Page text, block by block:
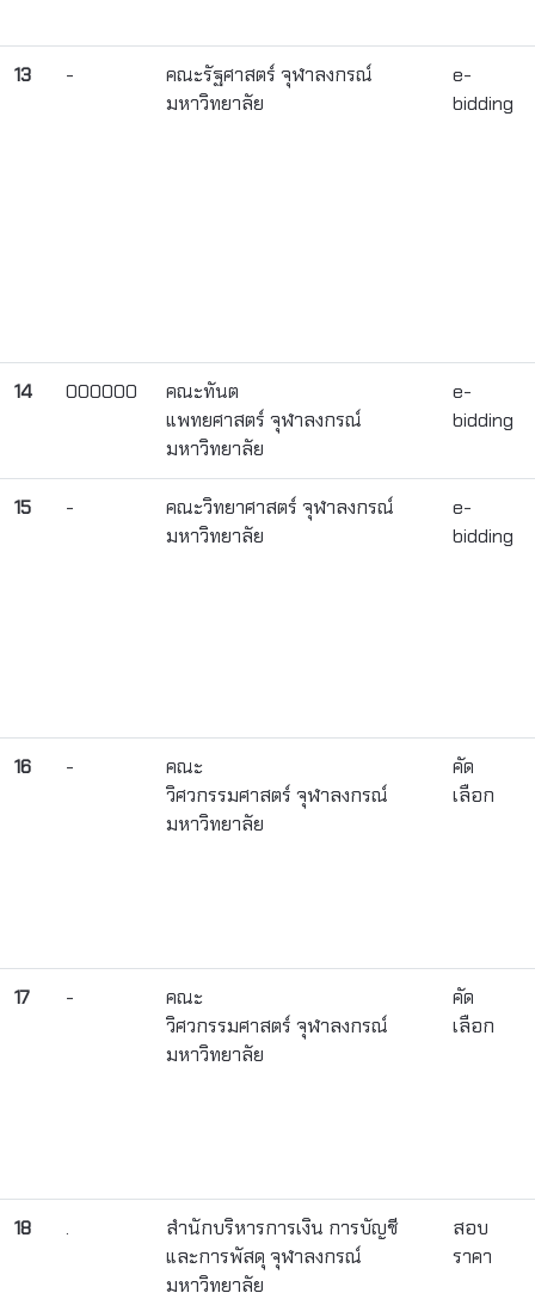
13 -
คณะรัฐศาสตร์ จุฬาลงกรณ์
มหาวิทยาลัย
e-
bidding
14 000000
คณะทันต
แพทยศาสตร์ จุฬาลงกรณ์
มหาวิทยาลัย
e-
bidding
15 -
คณะวิทยาศาสตร์ จุฬาลงกรณ์
มหาวิทยาลัย
e-
bidding
16 -
คณะ
วิศวกรรมศาสตร์ จุฬาลงกรณ์
มหาวิทยาลัย
คัด
เลือก
17 -
คณะ
วิศวกรรมศาสตร์ จุฬาลงกรณ์
มหาวิทยาลัย
คัด
เลือก
18 .
สำนักบริหารการเงิน การบัญชี
และการพัสดุ จุฬาลงกรณ์
มหาวิทยาลัย
สอบ
ราคา